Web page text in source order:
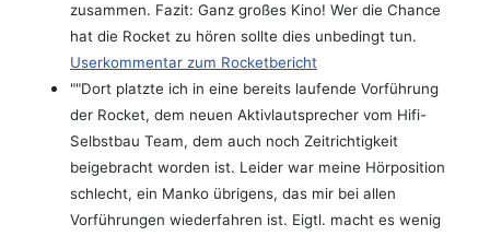
zusammen. Fazit: Ganz großes Kino! Wer die Chance
hat die Rocket zu hören sollte dies unbedingt tun.
Userkommentar zum Rocketbericht
""Dort platzte ich in eine bereits laufende Vorführung
der Rocket, dem neuen Aktivlautsprecher vom Hifi-
Selbstbau Team, dem auch noch Zeitrichtigkeit
beigebracht worden ist. Leider war meine Hörposition
schlecht, ein Manko übrigens, das mir bei allen
Vorführungen wiederfahren ist. Eigtl. macht es wenig